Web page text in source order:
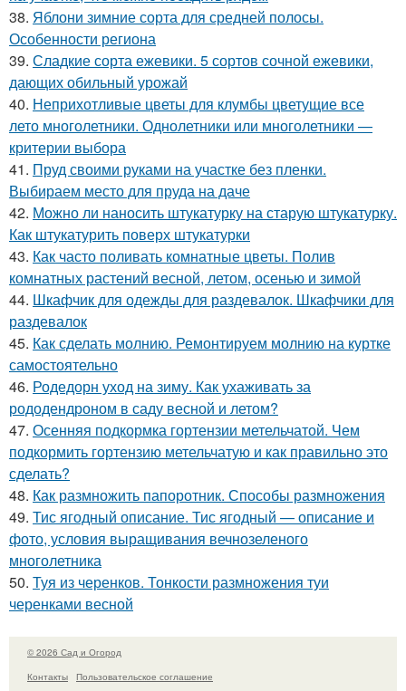
38. Яблони зимние сорта для средней полосы.
Особенности региона
39. Сладкие сорта ежевики. 5 сортов сочной ежевики,
дающих обильный урожай
40. Неприхотливые цветы для клумбы цветущие все
лето многолетники. Однолетники или многолетники —
критерии выбора
41. Пруд своими руками на участке без пленки.
Выбираем место для пруда на даче
42. Можно ли наносить штукатурку на старую штукатурку.
Как штукатурить поверх штукатурки
43. Как часто поливать комнатные цветы. Полив
комнатных растений весной, летом, осенью и зимой
44. Шкафчик для одежды для раздевалок. Шкафчики для
раздевалок
45. Как сделать молнию. Ремонтируем молнию на куртке
самостоятельно
46. Родедорн уход на зиму. Как ухаживать за
рододендроном в саду весной и летом?
47. Осенняя подкормка гортензии метельчатой. Чем
подкормить гортензию метельчатую и как правильно это
сделать?
48. Как размножить папоротник. Способы размножения
49. Тис ягодный описание. Тис ягодный — описание и
фото, условия выращивания вечнозеленого
многолетника
50. Туя из черенков. Тонкости размножения туи
черенками весной
© 2026 Сад и Огород
Контакты
Пользовательское соглашение